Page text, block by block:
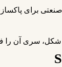
برای
شکل، سری آن را